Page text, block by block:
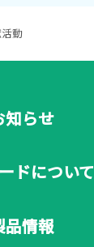
動
知らせ
ドについて
品情報